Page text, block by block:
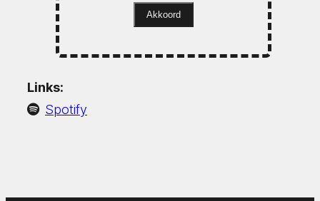
Akkoord
Links:
Spotify